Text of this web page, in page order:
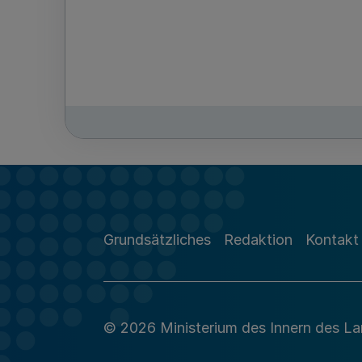
Grundsätzliches Redaktion Kontakt
© 2026 Ministerium des Innern des